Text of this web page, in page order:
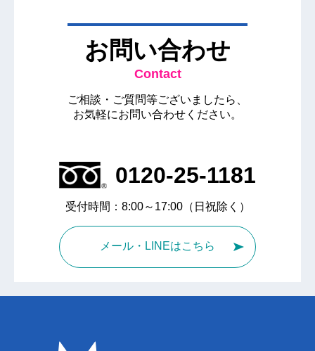
お問い合わせ
Contact
ご相談・ご質問等ございましたら、
お気軽にお問い合わせください。
0120-25-1181
受付時間：8:00～17:00（日祝除く）
メール・LINEはこちら